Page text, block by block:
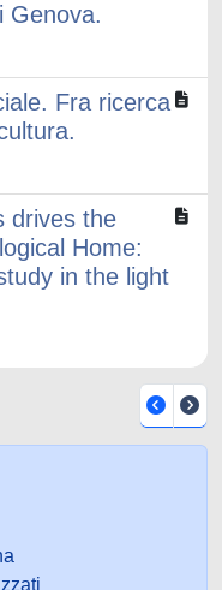
Genova.
Fra ricerca
drives the
Home:
in the light